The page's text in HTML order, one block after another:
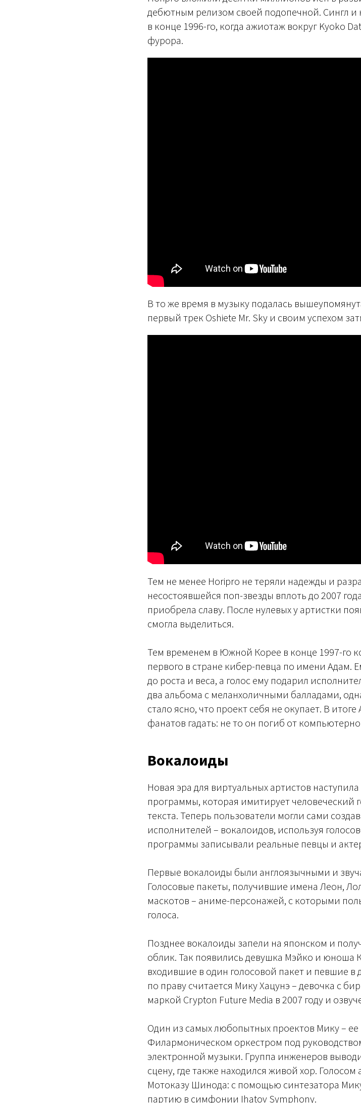
дебютным релизом своей подопечной. Сингл и
в конце 1996-го, когда ажиотаж вокруг Kyoko
фурора.
В то же время в музыку подалась
первый трек Oshiete Mr. Sky и своим успехом
Тем не менее Horipro не теряли надежды и
несостоявшейся поп-звезды вплоть до 2007
приобрела славу. После нулевых у артистки
смогла выделиться.
Тем временем в Южной Корее в конце 1997-го
первого в стране кибер-певца по имени Адам.
до роста и веса, а голос ему подарил
два альбома с меланхоличными балладами,
стало ясно, что проект себя не окупает. В
фанатов гадать: не то он погиб от
Вокалоиды
Новая эра для виртуальных артистов наступила
программы, которая имитирует человеческий
текста. Теперь пользователи могли сами
исполнителей – вокалоидов, используя
программы записывали реальные певцы и
Первые вокалоиды были англоязычными и
Голосовые пакеты, получившие имена Леон,
маскотов – аниме-персонажей, с которыми
голоса.
Позднее вокалоиды запели на японском и
облик. Так появились девушка Мэйко и юноша
входившие в один голосовой пакет и певшие в
по праву считается Мику Хацунэ – девочка с
маркой Crypton Future Media в 2007 году и
Один из самых любопытных проектов Мику –
Филармоническом оркестром под
электронной музыки. Группа инженеров
сцену, где также находился живой хор.
Мотоказу Шинода: с помощью синтезатора
партию в симфонии Ihatov Symphony.